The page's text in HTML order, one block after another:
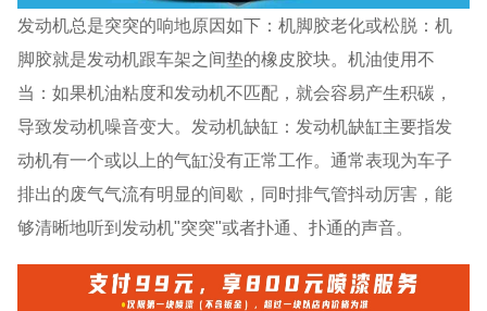
发动机总是突突的响地原因如下：机脚胶老化或松脱：机
脚胶就是发动机跟车架之间垫的橡皮胶块。机油使用不
当：如果机油粘度和发动机不匹配，就会容易产生积碳，
导致发动机噪音变大。发动机缺缸：发动机缺缸主要指发
动机有一个或以上的气缸没有正常工作。通常表现为车子
排出的废气气流有明显的间歇，同时排气管抖动厉害，能
够清晰地听到发动机"突突"或者扑通、扑通的声音。